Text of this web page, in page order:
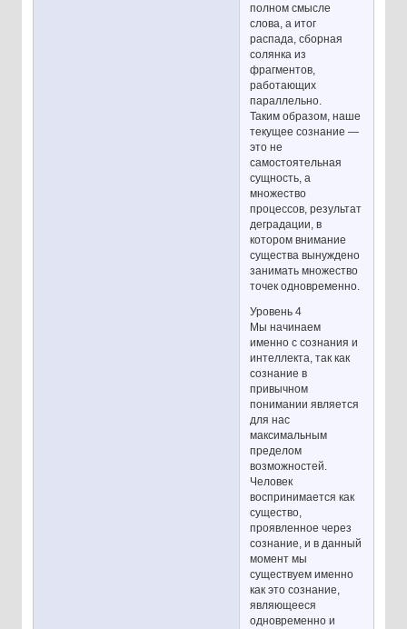
полном смысле
слова, а итог
распада, сборная
солянка из
фрагментов,
работающих
параллельно.
Таким образом, наше
текущее сознание —
это не
самостоятельная
сущность, а
множество
процессов, результат
деградации, в
котором внимание
существа вынуждено
занимать множество
точек одновременно.
Уровень 4
Мы начинаем
именно с сознания и
интеллекта, так как
сознание в
привычном
понимании является
для нас
максимальным
пределом
возможностей.
Человек
воспринимается как
существо,
проявленное через
сознание, и в данный
момент мы
существуем именно
как это сознание,
являющееся
одновременно и